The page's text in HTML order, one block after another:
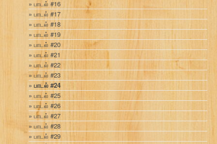
பாடல் #16
பாடல் #17
பாடல் #18
பாடல் #19
பாடல் #20
பாடல் #21
பாடல் #22
பாடல் #23
பாடல் #24
பாடல் #25
பாடல் #26
பாடல் #27
பாடல் #28
பாடல் #29